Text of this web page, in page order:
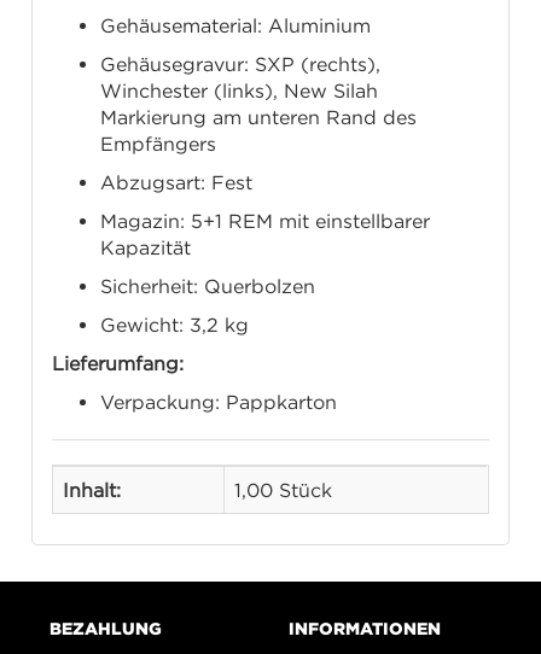
Gehäusematerial: Aluminium
Gehäusegravur: SXP (rechts),
Winchester (links), New Silah
Markierung am unteren Rand des
Empfängers
Abzugsart: Fest
Magazin: 5+1 REM mit einstellbarer
Kapazität
Sicherheit: Querbolzen
Gewicht: 3,2 kg
Lieferumfang:
Verpackung: Pappkarton
Inhalt: 1,00 Stück
BEZAHLUNG INFORMATIONEN